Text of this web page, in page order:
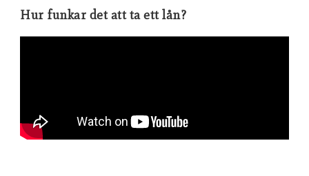
Hur funkar det att ta ett lån?